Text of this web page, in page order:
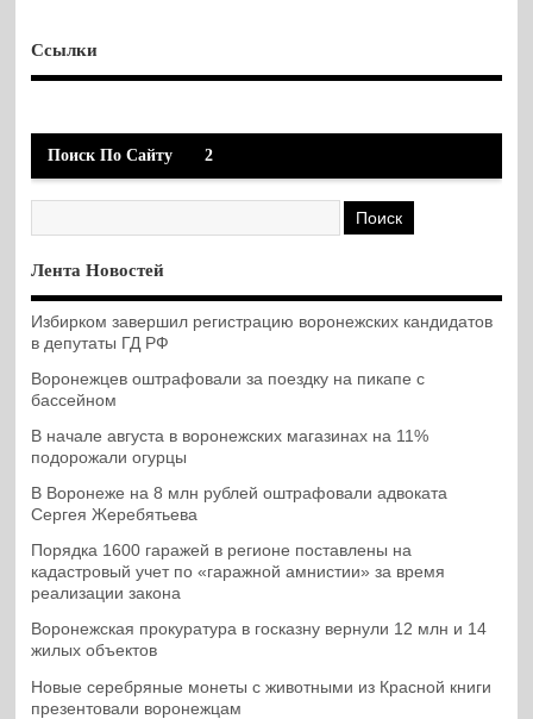
Ссылки
Поиск По Сайту 2
Лента Новостей
Избирком завершил регистрацию воронежских кандидатов
в депутаты ГД РФ
Воронежцев оштрафовали за поездку на пикапе с
бассейном
В начале августа в воронежских магазинах на 11%
подорожали огурцы
В Воронеже на 8 млн рублей оштрафовали адвоката
Сергея Жеребятьева
Порядка 1600 гаражей в регионе поставлены на
кадастровый учет по «гаражной амнистии» за время
реализации закона
Воронежская прокуратура в госказну вернули 12 млн и 14
жилых объектов
Новые серебряные монеты с животными из Красной книги
презентовали воронежцам